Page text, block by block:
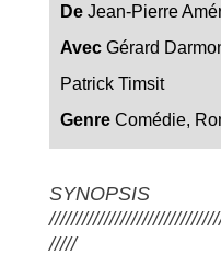
DeJean-Pierre
AvecGérard
Patrick Timsit
GenreComédie,
SYNOPSIS
/////